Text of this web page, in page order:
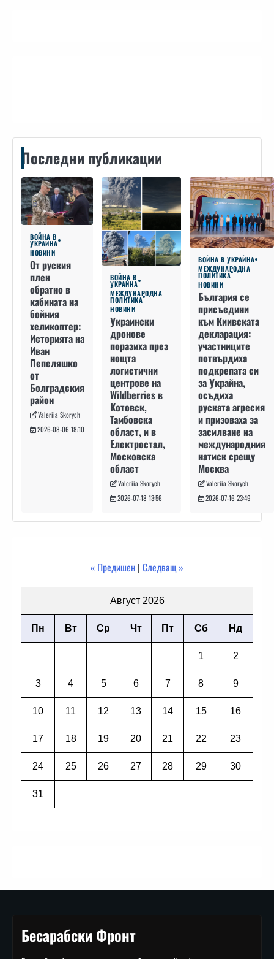
Последни публикации
ВОЙНА В
УКРАЙНА
НОВИНИ
От руския
плен
обратно в
кабината на
бойния
хеликоптер:
Историята на
Иван
Пепеляшко
от
Болградския
район
Valeriia Skorych
2026-08-06 18:10
ВОЙНА В
УКРАЙНА
МЕЖДУНАРОДНА
ПОЛИТИКА
НОВИНИ
Украински
дронове
поразиха през
нощта
логистични
центрове на
Wildberries в
Котовск,
Тамбовска
област, и в
Електростал,
Московска
област
Valeriia Skorych
2026-07-18 13:56
ВОЙНА В УКРАЙНА
МЕЖДУНАРОДНА
ПОЛИТИКА
НОВИНИ
България се
присъедини
към Киивската
декларация:
участниците
потвърдиха
подкрепата си
за Украйна,
осъдиха
руската агресия
и призоваха за
засилване на
международния
натиск срещу
Москва
Valeriia Skorych
2026-07-16 23:49
« Предишен | Следващ »
Август 2026
Пн Вт Ср Чт Пт Сб Нд
1 2
3 4 5 6 7 8 9
10 11 12 13 14 15 16
17 18 19 20 21 22 23
24 25 26 27 28 29 30
31
Бесарабски Фронт